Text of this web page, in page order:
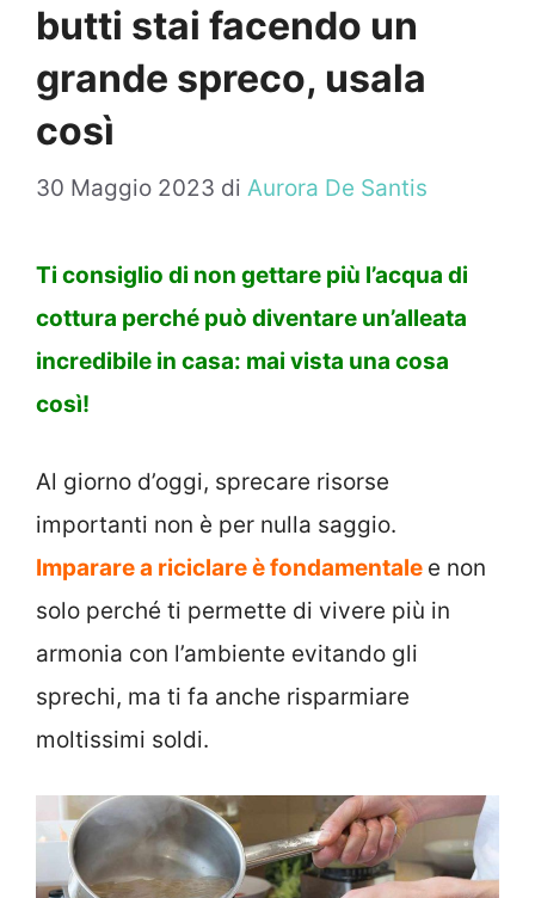
butti stai facendo un
grande spreco, usala
così
30 Maggio 2023 di Aurora De Santis
Ti consiglio di non gettare più l’acqua di
cottura perché può diventare un’alleata
incredibile in casa: mai vista una cosa
così!
Al giorno d’oggi, sprecare risorse
importanti non è per nulla saggio.
Imparare a riciclare è fondamentale e non
solo perché ti permette di vivere più in
armonia con l’ambiente evitando gli
sprechi, ma ti fa anche risparmiare
moltissimi soldi.